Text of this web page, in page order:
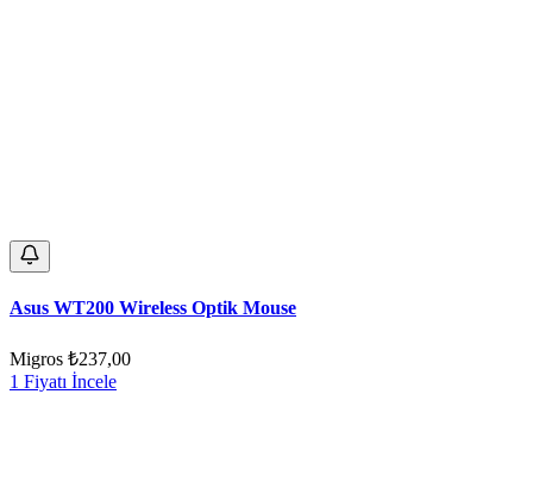
Asus WT200 Wireless Optik Mouse
Migros ₺237,00
1 Fiyatı İncele